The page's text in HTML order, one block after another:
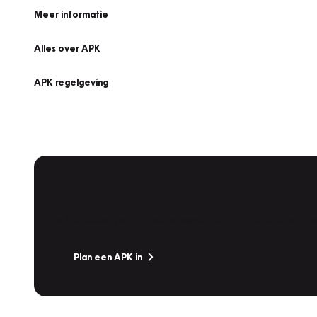
Meer informatie
Alles over APK
APK regelgeving
Plan een APK in